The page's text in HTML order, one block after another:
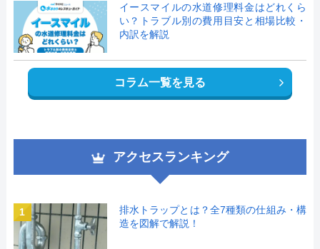
イースマイルの水道修理料金はどれくら
い？トラブル別の費用目安と相場比較・
内訳を解説
コラム一覧を見る
アクセスランキング
1
排水トラップとは？全7種類の仕組み・構
造を図解で解説！